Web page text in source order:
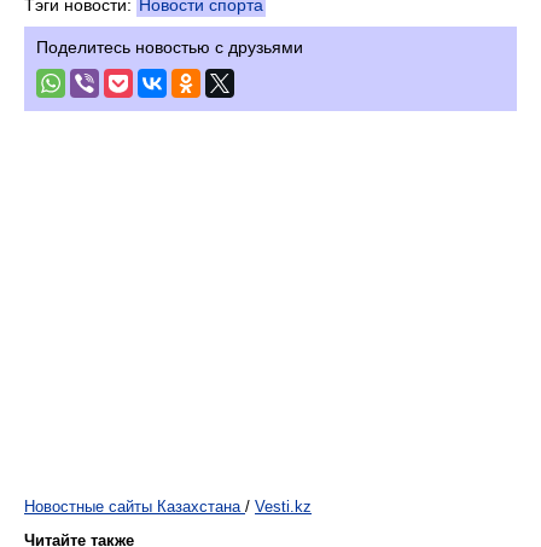
Тэги новости: Новости спорта
Поделитесь новостью с друзьями
Новостные сайты Казахстана / Vesti.kz
Читайте также